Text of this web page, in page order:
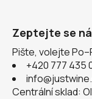
Zeptejte se
Pište, volejte
+420 777 435
Centrální sklad: